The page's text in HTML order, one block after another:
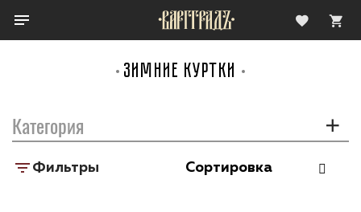
ЗИМНИЕ КУРТКИ
Категория
Фильтры